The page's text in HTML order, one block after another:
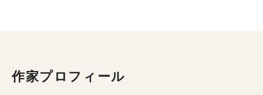
作家プロフィール